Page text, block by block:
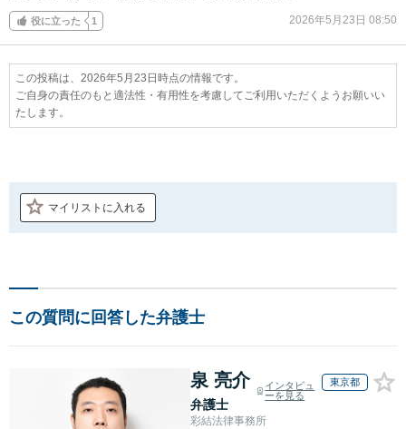
役に立った 1 2026年5月23日 08:50
この投稿は、2026年5月23日時点の情報です。
ご自身の責任のもと適法性・有用性を考慮してご利用いただくようお願いい
たします。
マイリストに入れる
この質問に回答した弁護士
泉 亮介
弁護士
インタビュ
ーを見る
東京都
彩結法律事務所